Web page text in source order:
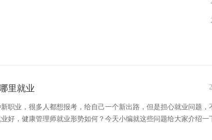
里就业
职业，很多人都想报考，给自己一个新出路，但是担心就业问题，
好，健康管理师就业形势如何？今天小编就这些问题给大家介绍一